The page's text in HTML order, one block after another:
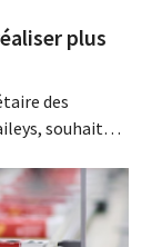
plus
des
souhaite,
dans la
les cocktails